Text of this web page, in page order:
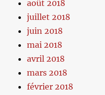
août 2018
juillet 2018
juin 2018
mai 2018
avril 2018
mars 2018
février 2018